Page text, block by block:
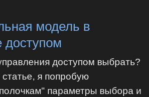
модель в
доступом
доступом выбрать?
я попробую
параметры выбора и